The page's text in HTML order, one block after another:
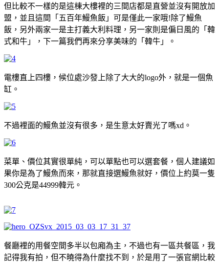
但比較不一樣的是這棟大樓裡的三間店都是直營並沒有開放加
盟，並且這間「五百年鰻魚飯」可是僅此一家哦!除了鰻魚
飯，另外兩家一是主打義大利料理，另一家則是偏日風的「韓
式和牛」，下一篇我們再來分享美味的「韓牛」。
電樓直上四樓，候位處沙發上除了大大的logo外，就是一個魚
缸。
不過裡面的鰻魚並沒有很多，是生意太好賣光了嗎xd。
菜單、價位其實很單純，可以單點也可以選套餐，個人建議如
果你是為了鰻魚而來，那就直接選鰻魚就好，價位上約莫一隻
300公克是44999韓元。
餐廳裡的用餐空間多半以包廂為主，不過也有一區共餐區，我
記得我有拍，但不曉得為什麼找不到，於是用了一張官網比較